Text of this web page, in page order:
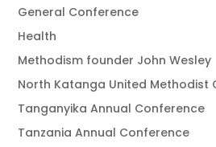
General Conference
Health
Methodism founder John Wesley
North Katanga United Methodist
Tanganyika Annual Conference
Tanzania Annual Conference